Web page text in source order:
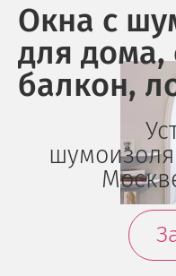
Окна с
для
балкон,